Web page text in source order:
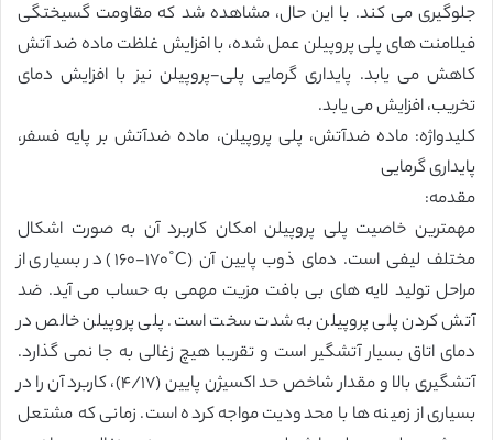
جلوگیری می کند. با این حال، مشاهده شد که مقاومت گسیختگی
فیلامنت های پلی پروپیلن عمل شده، با افزایش غلظت ماده ضد آتش
کاهش می یابد. پایداری گرمایی پلی-پروپیلن نیز با افزایش دمای
تخریب، افزایش می یابد.
کلیدواژه: ماده ضدآتش، پلی پروپیلن، ماده ضدآتش بر پایه فسفر،
پایداری گرمایی
مقدمه:
مهمترین خاصیت پلی پروپیلن امکان کاربرد آن به صورت اشکال
مختلف لیفی است. دمای ذوب پایین آن (C˚١٧٠-١۶٠) در بسیاری از
مراحل تولید لایه های بی بافت مزیت مهمی به حساب می آید. ضد
آتش کردن پلی پروپیلن به شدت سخت است. پلی پروپیلن خالص در
دمای اتاق بسیار آتشگیر است و تقریبا هیچ زغالی به جا نمی گذارد.
آتشگیری بالا و مقدار شاخص حد اکسیژن پایین (۴/١٧)، کاربرد آن را در
بسیاری از زمینه ها با محدودیت مواجه کرده است. زمانی که مشتعل